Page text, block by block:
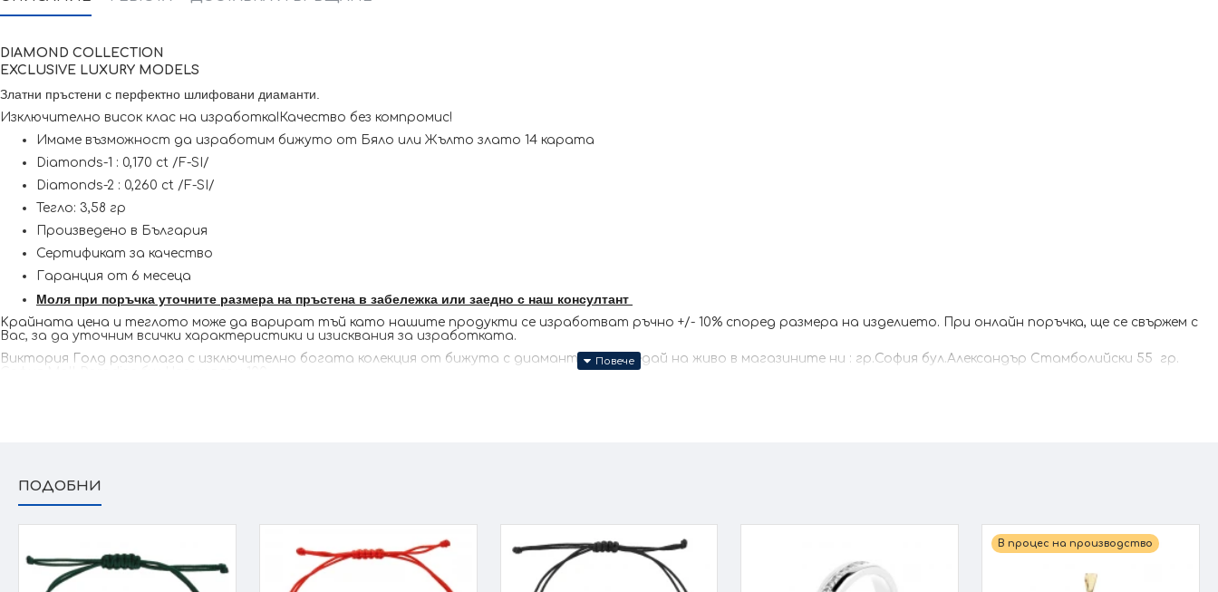
DIAMOND COLLECTION
EXCLUSIVE LUXURY MODELS
Златни пръстени с перфектно шлифовани диаманти.
Изключително висок клас на изработка!Качество без компромис!
Имаме възможност да изработим бижуто от Бяло или Жълто злато 14 карата
Diamonds-1 : 0,170 ct /F-SI/
Diamonds-2 : 0,260 ct /F-SI/
Тегло: 3,58 гр
Произведено в България
Сертификат за качество
Гаранция от 6 месеца
Моля при поръчка уточните размера на пръстена в забележка или заедно с наш консултант
Kрайната цена и теглото може да варират тъй като нашите продукти се изработват ръчно +/- 10% според размера на изделието. При онлайн поръчка, ще се свържем с
Вас, за да уточним всички характеристики и изисквания за изработката.
Виктория Голд разполага с изключително богата колекция от бижута с диаманти . Разгледай на живо в магазините ни : гр.София бул.Александър Стамболийски 55 гр.
ПОДОБНИ
В процес на производство